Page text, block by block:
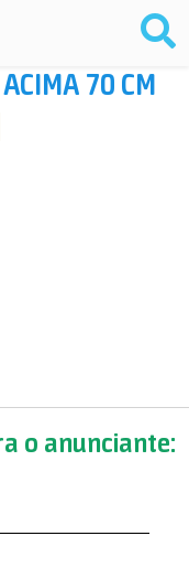
70 CM
o anunciante: